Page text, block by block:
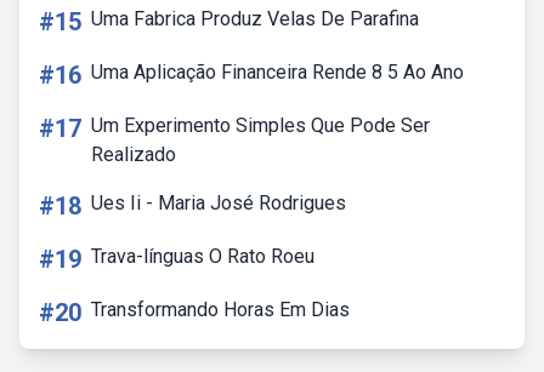
#15 Uma Fabrica Produz Velas De Parafina
#16 Uma Aplicação Financeira Rende 8 5 Ao Ano
#17 Um Experimento Simples Que Pode Ser
Realizado
#18 Ues Ii - Maria José Rodrigues
#19 Trava-línguas O Rato Roeu
#20 Transformando Horas Em Dias